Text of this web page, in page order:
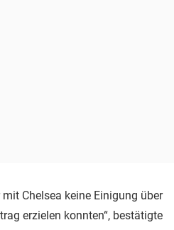
Chelsea keine Einigung über
erzielen konnten“, bestätigte